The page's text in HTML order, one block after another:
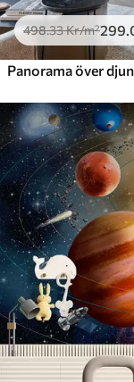
498.33Kr/m²299
Panorama över